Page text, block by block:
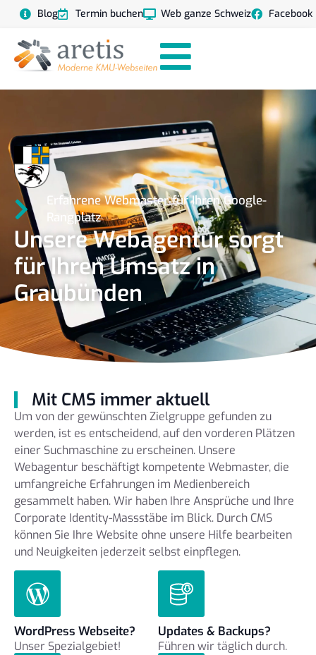
Blog Termin buchen Web ganze Schweiz Facebook
Erfahrene Webmaster für Ihren Google-
Rangplatz
Unsere Webagentur sorgt
für Ihren Umsatz in
Graubünden
Mit CMS immer aktuell
Um von der gewünschten Zielgruppe gefunden zu
werden, ist es entscheidend, auf den vorderen Plätzen
einer Suchmaschine zu erscheinen. Unsere
Webagentur beschäftigt kompetente Webmaster, die
umfangreiche Erfahrungen im Medienbereich
gesammelt haben. Wir haben Ihre Ansprüche und Ihre
Corporate Identity-Massstäbe im Blick. Durch CMS
können Sie Ihre Website ohne unsere Hilfe bearbeiten
und Neuigkeiten jederzeit selbst einpflegen.
WordPress Webseite?
Unser Spezialgebiet!
Updates & Backups?
Führen wir täglich durch.